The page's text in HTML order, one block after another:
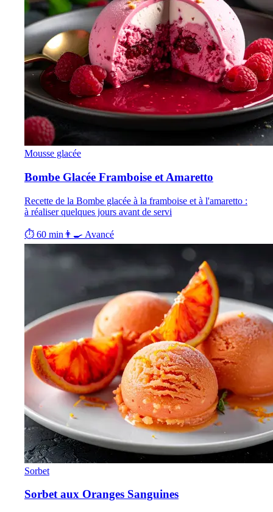
Mousse glacée
Bombe Glacée Framboise et Amaretto
Recette de la Bombe glacée à la framboise et à l'amaretto :
à réaliser quelques jours avant de servi
⏱ 60 min 👨‍🍳 Avancé
Sorbet
Sorbet aux Oranges Sanguines